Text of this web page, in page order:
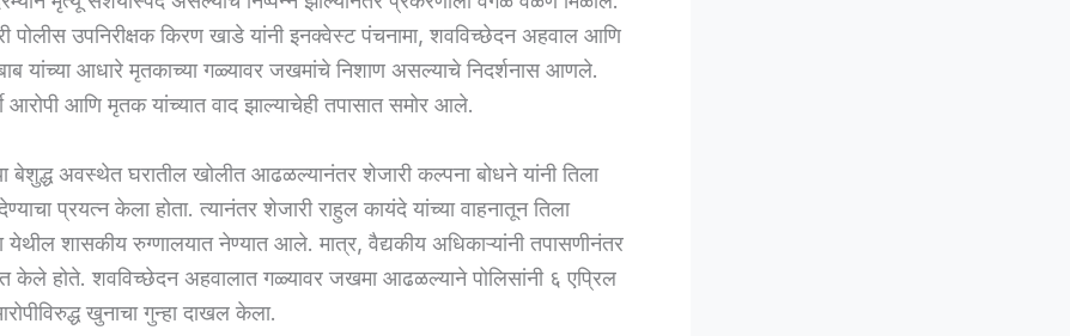
पोलीस उपनिरीक्षक किरण खाडे यांनी इनक्वेस्ट पंचनामा, शवविच्छेदन अहवाल आणि
यांच्या आधारे मृतकाच्या गळ्यावर जखमांचे निशाण असल्याचे निदर्शनास आणले.
आरोपी आणि मृतक यांच्यात वाद झाल्याचेही तपासात समोर आले.
बेशुद्ध अवस्थेत घरातील खोलीत आढळल्यानंतर शेजारी कल्पना बोधने यांनी तिला
प्रयत्न केला होता. त्यानंतर शेजारी राहुल कायंदे यांच्या वाहनातून तिला
येथील शासकीय रुग्णालयात नेण्यात आले. मात्र, वैद्यकीय अधिकाऱ्यांनी तपासणीनंतर
केले होते. शवविच्छेदन अहवालात गळ्यावर जखमा आढळल्याने पोलिसांनी ६ एप्रिल
खुनाचा गुन्हा दाखल केला.